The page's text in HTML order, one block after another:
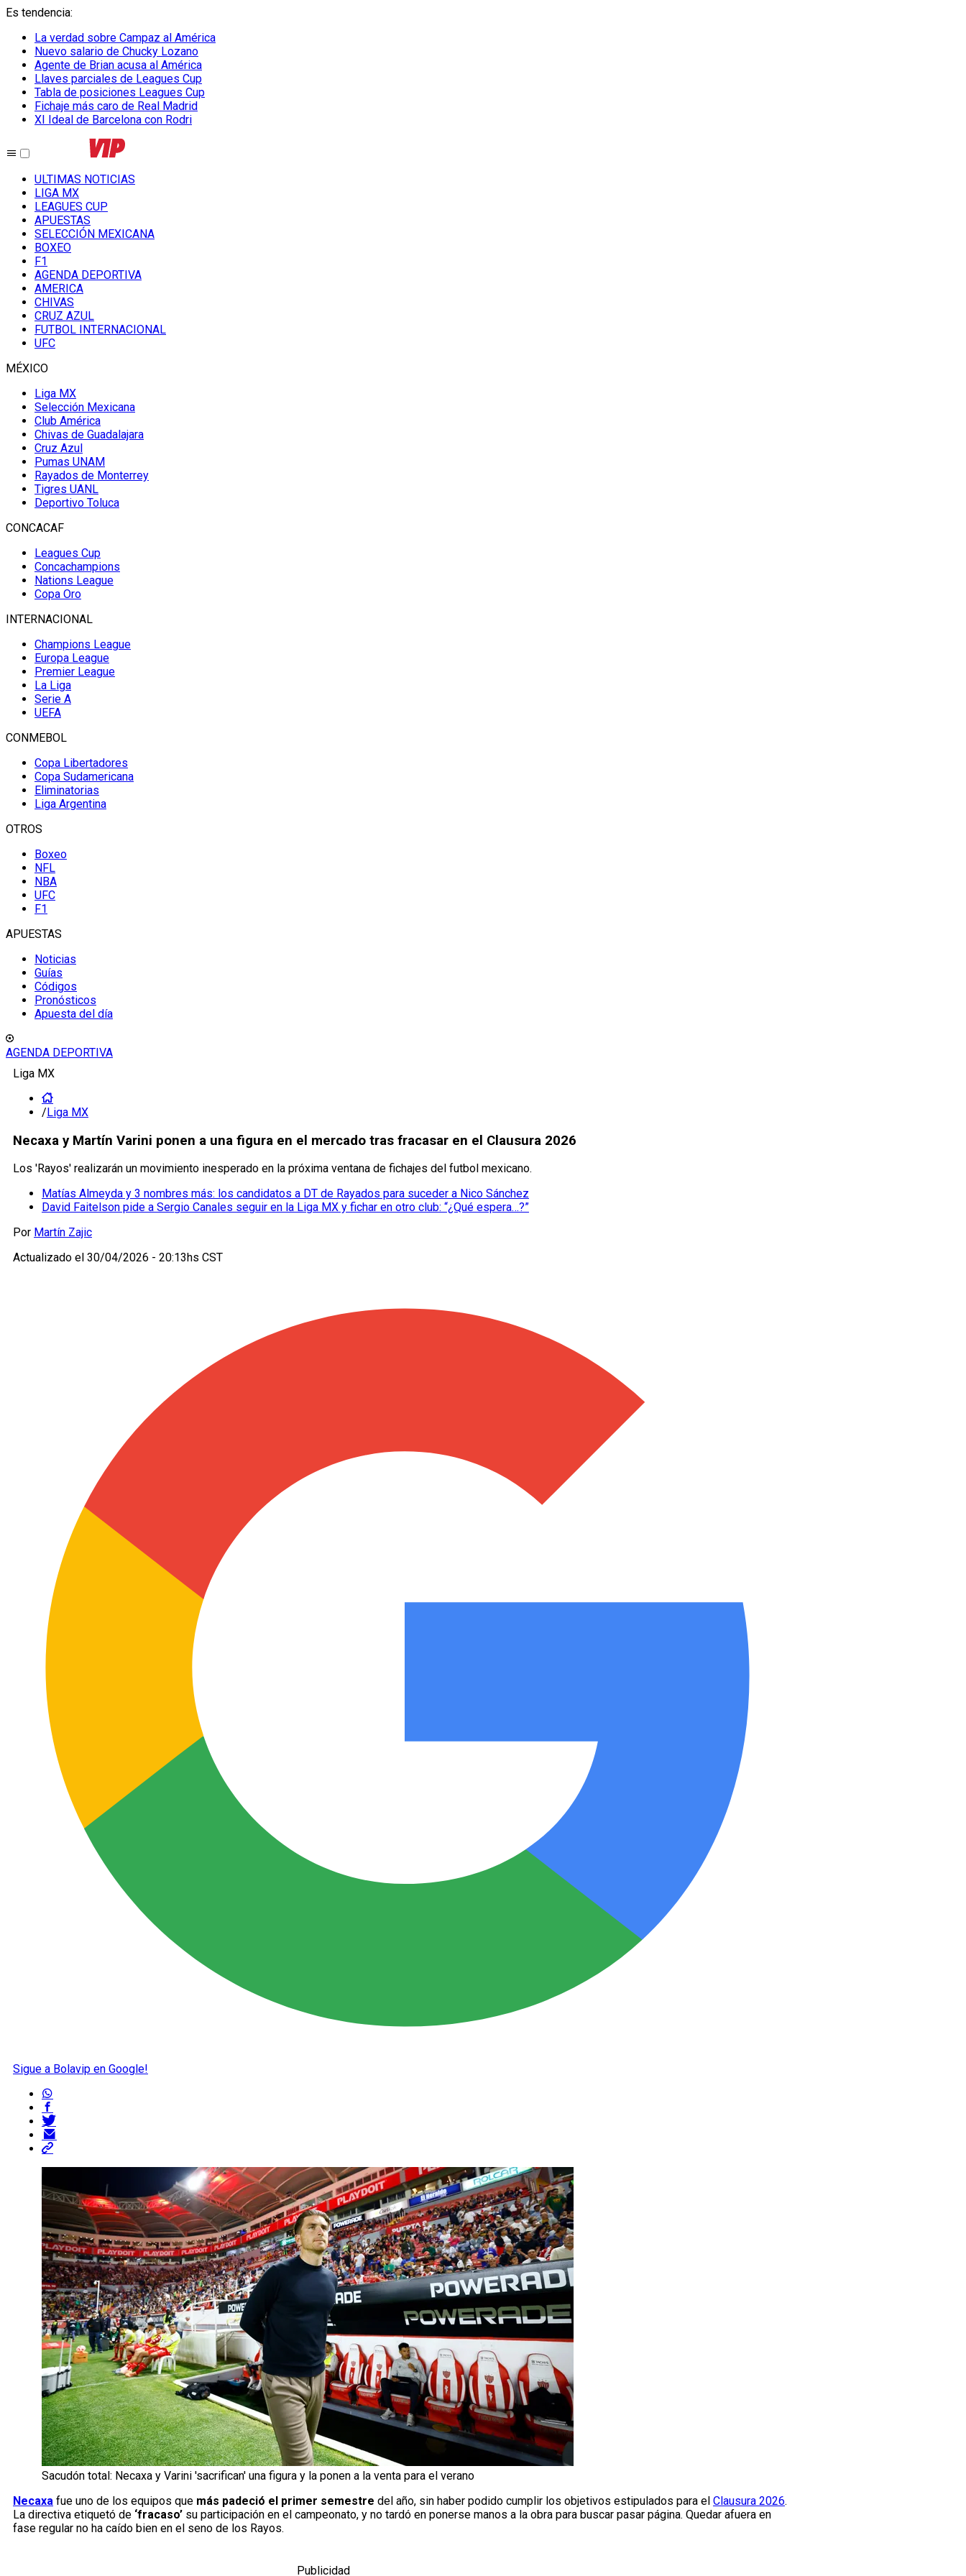
Es tendencia:
La verdad sobre Campaz al América
Nuevo salario de Chucky Lozano
Agente de Brian acusa al América
Llaves parciales de Leagues Cup
Tabla de posiciones Leagues Cup
Fichaje más caro de Real Madrid
XI Ideal de Barcelona con Rodri
ULTIMAS NOTICIAS
LIGA MX
LEAGUES CUP
APUESTAS
SELECCIÓN MEXICANA
BOXEO
F1
AGENDA DEPORTIVA
AMERICA
CHIVAS
CRUZ AZUL
FUTBOL INTERNACIONAL
UFC
MÉXICO
Liga MX
Selección Mexicana
Club América
Chivas de Guadalajara
Cruz Azul
Pumas UNAM
Rayados de Monterrey
Tigres UANL
Deportivo Toluca
CONCACAF
Leagues Cup
Concachampions
Nations League
Copa Oro
INTERNACIONAL
Champions League
Europa League
Premier League
La Liga
Serie A
UEFA
CONMEBOL
Copa Libertadores
Copa Sudamericana
Eliminatorias
Liga Argentina
OTROS
Boxeo
NFL
NBA
UFC
F1
APUESTAS
Noticias
Guías
Códigos
Pronósticos
Apuesta del día
AGENDA DEPORTIVA
Liga MX
/Liga MX
Necaxa y Martín Varini ponen a una figura en el mercado tras fracasar en el Clausura 2026
Los 'Rayos' realizarán un movimiento inesperado en la próxima ventana de fichajes del futbol mexicano.
Matías Almeyda y 3 nombres más: los candidatos a DT de Rayados para suceder a Nico Sánchez
David Faitelson pide a Sergio Canales seguir en la Liga MX y fichar en otro club: “¿Qué espera…?”
Por Martín Zajic
Actualizado el 30/04/2026 - 20:13hs CST
Sigue a Bolavip en Google!
Sacudón total: Necaxa y Varini 'sacrifican' una figura y la ponen a la venta para el verano
Necaxa fue uno de los equipos que más padeció el primer semestre del año, sin haber podido cumplir los objetivos estipulados para el Clausura 2026.
La directiva etiquetó de ‘fracaso’ su participación en el campeonato, y no tardó en ponerse manos a la obra para buscar pasar página. Quedar afuera en
fase regular no ha caído bien en el seno de los Rayos.
Publicidad